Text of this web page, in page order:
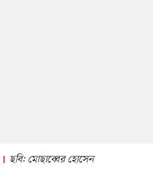
ছবি: মোছাব্বের হোসেন